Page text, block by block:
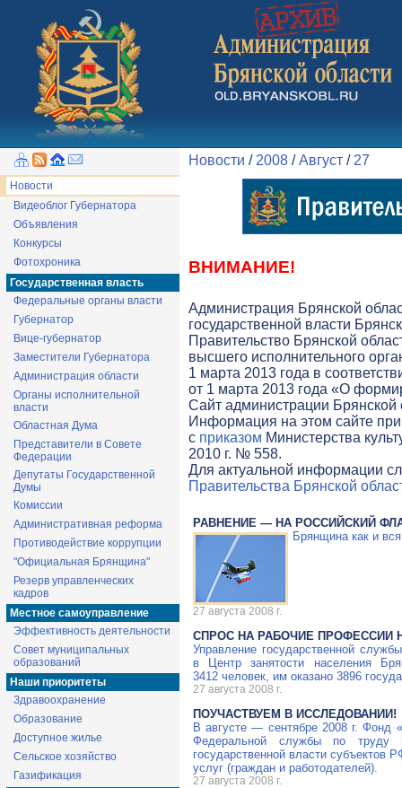
Новости
Видеоблог Губернатора
Объявления
Конкурсы
Фотохроника
Государственная власть
Федеральные органы власти
Губернатор
Вице-губернатор
Заместители Губернатора
Администрация области
Органы исполнительной
власти
Областная Дума
Представители в Совете
Федерации
Депутаты Государственной
Думы
Комиссии
Административная реформа
Противодействие коррупции
"Официальная Брянщина"
Резерв управленческих
кадров
Местное самоуправление
Эффективность деятельности
Совет муниципальных
образований
Наши приоритеты
Здравоохранение
Образование
Доступное жилье
Сельское хозяйство
Газификация
Новости / 2008 /Август / 27
ВНИМАНИЕ!
Администрация Брянской
государственной власти
Правительство Брянской
высшего исполнительного
1 марта 2013 года в
от 1 марта 2013 года «О
Cайт администрации Брянской
Информация на этом сайте
с приказом Министерства
2010 г. № 558.
Для актуальной информации
Правительства Брянской
РАВНЕНИЕ — НА РОССИЙСКИЙ
Брянщина как и
27 августа 2008 г.
СПРОС НА РАБОЧИЕ ПРОФЕССИИ
Управление государственной
в Центр занятости населения
3412 человек, им оказано 3896
27 августа 2008 г.
ПОУЧАСТВУЕМ В ИССЛЕДОВАНИИ!
В августе — сентябре 2008 г. Фонд
Федеральной службы по труду
государственной власти субъектов
услуг (граждан и работодателей).
27 августа 2008 г.